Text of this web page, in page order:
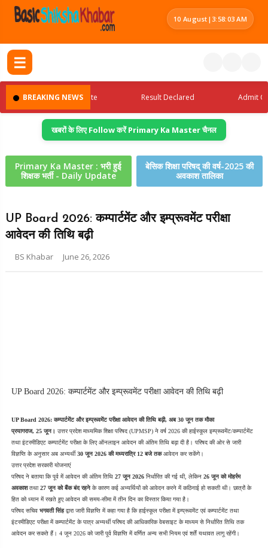
10 August |3:58:04 AM
☰
BREAKING NEWS
Latest Jobs Update Result Declared Admit Card
खबरों के लिए Follow करें Primary Ka Master चैनल
Primary Ka Master : भरी हुई
शिक्षक भर्ती - Daily Update
बेसिक शिक्षा परिषद् की वर्ष-2025 की
अवकाश तालिका
UP Board 2026: कम्पार्टमेंट और इम्प्रूवमेंट परीक्षा
आवेदन की तिथि बढ़ी
BS Khabar June 26, 2026
UP Board 2026: कम्पार्टमेंट और इम्प्रूवमेंट परीक्षा आवेदन की तिथि बढ़ी
UP Board 2026: कम्पार्टमेंट और इम्प्रूवमेंट परीक्षा आवेदन की तिथि बढ़ी, अब 30 जून तक मौका
प्रयागराज, 25 जून। उत्तर प्रदेश माध्यमिक शिक्षा परिषद (UPMSP) ने वर्ष 2026 की हाईस्कूल इम्प्रूवमेंट/कम्पार्टमेंट
तथा इंटरमीडिएट कम्पार्टमेंट परीक्षा के लिए ऑनलाइन आवेदन की अंतिम तिथि बढ़ा दी है। परिषद की ओर से जारी
विज्ञप्ति के अनुसार अब अभ्यर्थी 30 जून 2026 की मध्यरात्रि 12 बजे तक आवेदन कर सकेंगे।
उत्तर प्रदेश सरकारी योजनाएं
परिषद ने बताया कि पूर्व में आवेदन की अंतिम तिथि 27 जून 2026 निर्धारित की गई थी, लेकिन 26 जून को मोहर्रम
अवकाश तथा 27 जून को बैंक बंद रहने के कारण कई अभ्यर्थियों को आवेदन करने में कठिनाई हो सकती थी। छात्रों के
हित को ध्यान में रखते हुए आवेदन की समय-सीमा में तीन दिन का विस्तार किया गया है।
परिषद सचिव भगवती सिंह द्वारा जारी विज्ञप्ति में कहा गया है कि हाईस्कूल परीक्षा में इम्प्रूवमेंट एवं कम्पार्टमेंट तथा
इंटरमीडिएट परीक्षा में कम्पार्टमेंट के पात्र अभ्यर्थी परिषद की आधिकारिक वेबसाइट के माध्यम से निर्धारित तिथि तक
आवेदन कर सकते हैं। 4 जून 2026 को जारी पूर्व विज्ञप्ति में वर्णित अन्य सभी नियम एवं शर्तें यथावत लागू रहेंगी।